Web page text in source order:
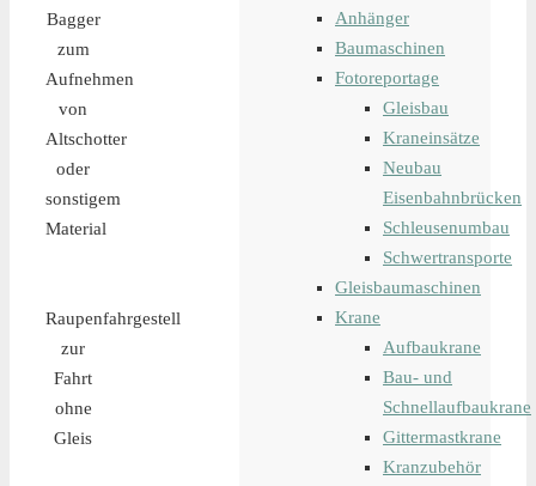
Bagger
zum
Aufnehmen
von
Altschotter
oder
sonstigem
Material
Raupenfahrgestell
zur
Fahrt
ohne
Gleis
Anhänger
Baumaschinen
Fotoreportage
Gleisbau
Kraneinsätze
Neubau
Eisenbahnbrücken
Schleusenumbau
Schwertransporte
Gleisbaumaschinen
Krane
Aufbaukrane
Bau- und
Schnellaufbaukrane
Gittermastkrane
Kranzubehör